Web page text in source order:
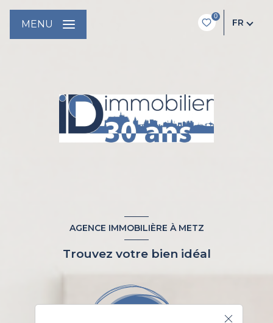
0
FR
MENU
AGENCE IMMOBILIÈRE À METZ
Trouvez votre bien idéal